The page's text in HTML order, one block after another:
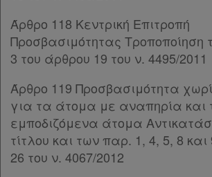
Άρθρο 118 Κεντρική Επιτροπή
Προσβασιμότητας Τροποποίηση
3 του άρθρου 19 του ν. 4495/2011
Άρθρο 119 Προσβασιμότητα
για τα άτομα με αναπηρία και
εμποδιζόμενα άτομα
τίτλου και των παρ. 1, 4, 5, 8
26 του ν. 4067/2012